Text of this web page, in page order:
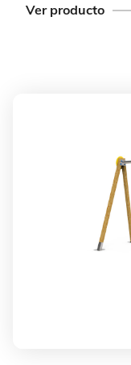
Ver producto